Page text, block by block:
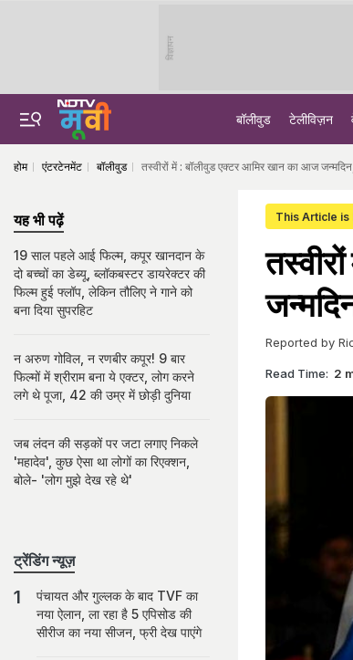
विज्ञापन
बॉलीवुड टेलीविज़न
होम एंटरटेनमेंट बॉलीवुड तस्वीरों में : बॉलीवुड एक्टर आमिर खान का आज
This Article is
Reported by
Read Time: 2
यह भी पढ़ें
19 साल पहले आई फिल्म, कपूर खानदान के
दो बच्चों का डेब्यू, ब्लॉकबस्टर डायरेक्टर की
फिल्म हुई फ्लॉप, लेकिन तौलिए ने गाने को
बना दिया सुपरहिट
न अरुण गोविल, न रणबीर कपूर! 9 बार
फिल्मों में श्रीराम बना ये एक्टर, लोग करने
लगे थे पूजा, 42 की उम्र में छोड़ी दुनिया
जब लंदन की सड़कों पर जटा लगाए निकले
'महादेव', कुछ ऐसा था लोगों का रिएक्शन,
बोले- 'लोग मुझे देख रहे थे'
ट्रेंडिंग न्यूज़
पंचायत और गुल्लक के बाद TVF का
नया ऐलान, ला रहा है 5 एपिसोड की
सीरीज का नया सीजन, फ्री देख पाएंगे